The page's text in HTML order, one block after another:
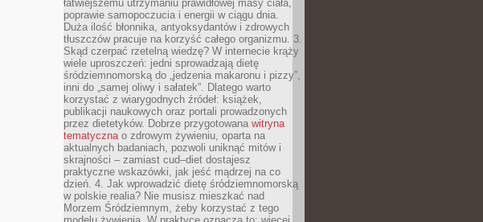
łatwiejszemu utrzymaniu prawidłowej masy ciała,
poprawie samopoczucia i energii w ciągu dnia.
Duża ilość błonnika, antyoksydantów i zdrowych
tłuszczów pracuje na korzyść całego organizmu. 3.
Skąd czerpać rzetelną wiedzę? W internecie krąży
wiele uproszczeń: jedni sprowadzają dietę
śródziemnomorską do „jedzenia makaronu i pizzy”,
inni do „samej oliwy i sałatek”. Dlatego warto
korzystać z wiarygodnych źródeł: książek,
publikacji naukowych oraz portali prowadzonych
przez dietetyków. Dobrze przygotowana witryna
tematycznao zdrowym żywieniu, oparta na
aktualnych badaniach, pozwoli uniknąć mitów i
skrajności – zamiast cud–diet dostajesz
praktyczne wskazówki, jak jeść mądrzej na co
dzień. 4. Jak wprowadzić dietę śródziemnomorską
w polskie realia? Nie musisz mieszkać nad
Morzem Śródziemnym, żeby korzystać z tego